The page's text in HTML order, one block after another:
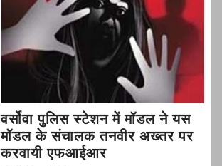
वर्सोवा पुलिस स्टेशन में मॉडल ने यस
मॉडल के संचालक तनवीर अख्तर पर
करवायी एफआईआर